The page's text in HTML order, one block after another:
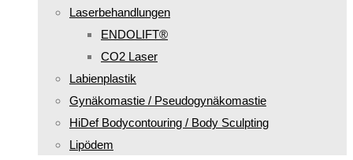
Laserbehandlungen
ENDOLIFT®
CO2 Laser
Labienplastik
Gynäkomastie / Pseudogynäkomastie
HiDef Bodycontouring / Body Sculpting
Lipödem